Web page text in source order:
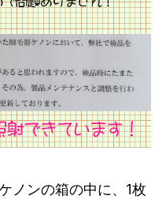
ノンの箱の中に、1枚